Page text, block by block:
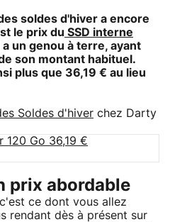
soldes d'hiver a encore
le prix du SSD interne
a un genou à terre, ayant
son montant habituel.
plus que 36,19 € au lieu
Soldes d'hiver chez Darty
120 Go 36,19 €
prix abordable
ce dont vous allez
rendant dès à présent sur